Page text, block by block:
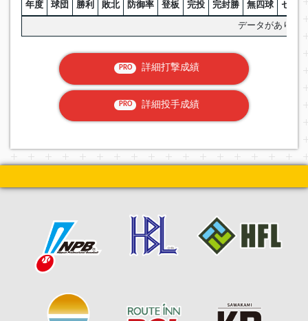
年度 球団 勝利 敗北 防御率 登板 完投 完封勝 無四球 セーブ
データがありま
PRO 詳細打撃成績
PRO 詳細投手成績